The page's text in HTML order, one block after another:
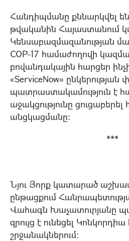
Հանդիպմանը քննարկվել
թվականին Հայաստանում
Կենսաբազմազանության
COP-17 համաժողովի
բովանդակային հարցեր
«ServiceNow»
պատրաստակամություն է
աջակցությունը
անցկացմանը:
***
Նյու Յորք կատարած
ընթացքում
Վահագն Խաչատուրյանը
զրույց է ունեցել
շրջանակներում։